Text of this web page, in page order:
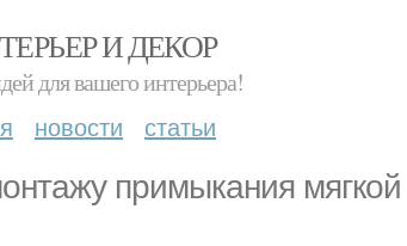
И ДЕКОР
для вашего интерьера!
новости статьи
примыкания